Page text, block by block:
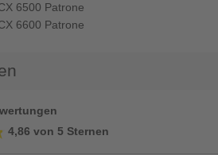
6500 Patrone
6600 Patrone
4,86 von 5 Sternen